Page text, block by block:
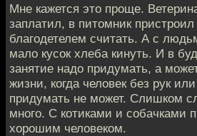
Мне кажется это проще.
заплатил, в питомник
благодетелем считать. А с
мало кусок хлеба кинуть. И в
занятие надо придумать, а
жизни, когда человек без рук
придумать не может. Слишком
много. С котиками и собачками
хорошим человеком.